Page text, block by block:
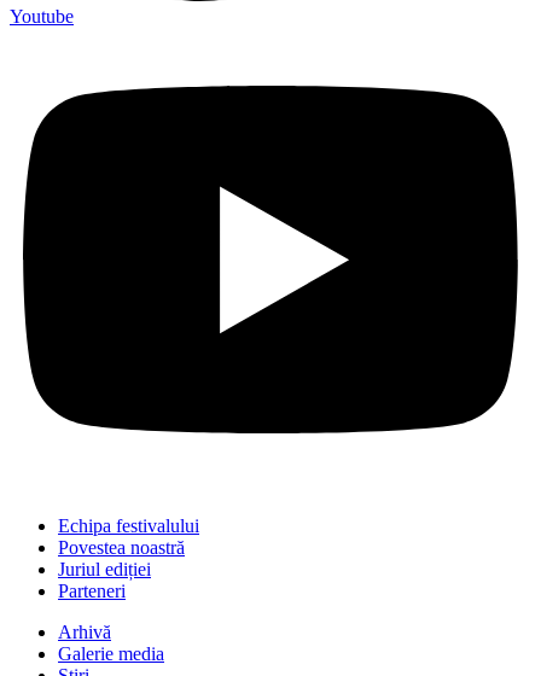
Youtube
Echipa festivalului
Povestea noastră
Juriul ediției
Parteneri
Arhivă
Galerie media